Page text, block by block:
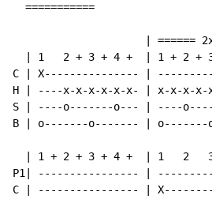
  ===========
| ======
| 1   2 + 3 + 4 +  | 1 + 2 +
C | X--------------- |
H | ----x-x-x-x-x-x- | x-x-x-
S | ----o-------o--- | ----
B | o-------o------- |
| 1 + 2 + 3 + 4 +  | 1   2
P1| ---------------- |
C | ---------------- |